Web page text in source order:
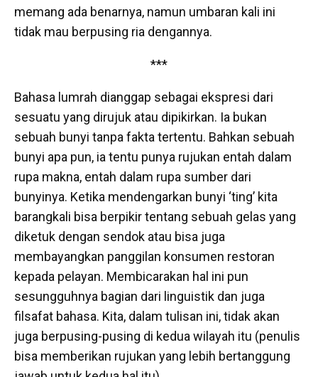
memang ada benarnya, namun umbaran kali ini
tidak mau berpusing ria dengannya.
***
Bahasa lumrah dianggap sebagai ekspresi dari
sesuatu yang dirujuk atau dipikirkan. Ia bukan
sebuah bunyi tanpa fakta tertentu. Bahkan sebuah
bunyi apa pun, ia tentu punya rujukan entah dalam
rupa makna, entah dalam rupa sumber dari
bunyinya. Ketika mendengarkan bunyi ‘ting’ kita
barangkali bisa berpikir tentang sebuah gelas yang
diketuk dengan sendok atau bisa juga
membayangkan panggilan konsumen restoran
kepada pelayan. Membicarakan hal ini pun
sesungguhnya bagian dari linguistik dan juga
filsafat bahasa. Kita, dalam tulisan ini, tidak akan
juga berpusing-pusing di kedua wilayah itu (penulis
bisa memberikan rujukan yang lebih bertanggung